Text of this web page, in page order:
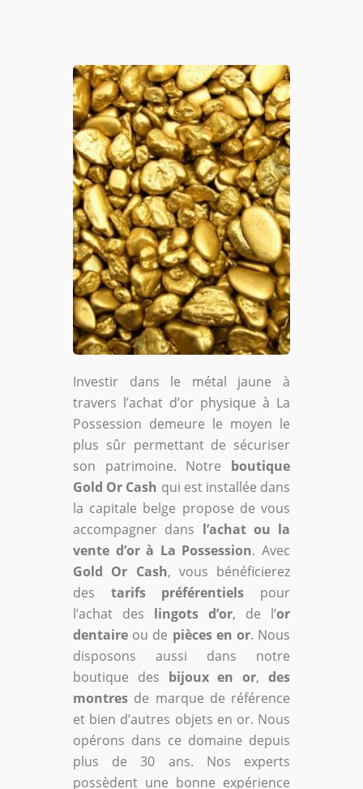
Investir dans le métal jaune à
travers l’achat d’or physique à La
Possession demeure le moyen le
plus sûr permettant de sécuriser
son patrimoine. Notre boutique
Gold Or Cash qui est installée dans
la capitale belge propose de vous
accompagner dans l’achat ou la
vente d’or à La Possession. Avec
Gold Or Cash, vous bénéficierez
des tarifs préférentiels pour
l’achat des lingots d’or, de l’or
dentaire ou de pièces en or. Nous
disposons aussi dans notre
boutique des bijoux en or,des
montres de marque de référence
et bien d’autres objets en or. Nous
opérons dans ce domaine depuis
plus de 30 ans. Nos experts
possèdent une bonne expérience